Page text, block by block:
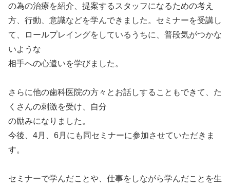
の為の治療を紹介、提案するスタッフになるための考え
方、行動、意識などを学んできました。セミナーを受講し
て、ロールプレイングをしているうちに、普段気がつかな
いような
相手への心遣いを学びました。
さらに他の歯科医院の方々とお話しすることもできて、た
くさんの刺激を受け、自分
の励みになりました。
今後、4月、6月にも同セミナーに参加させていただきま
す。
セミナーで学んだことや、仕事をしながら学んだことを生